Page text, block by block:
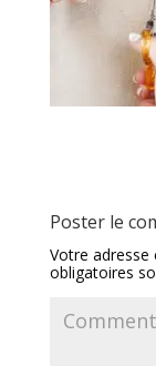
Poster le
Votre adresse
obligatoires